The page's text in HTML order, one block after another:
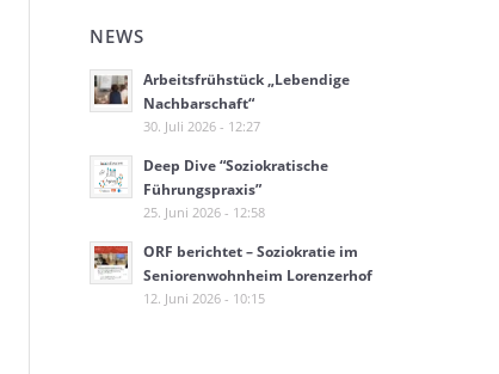
NEWS
Arbeitsfrühstück „Lebendige
Nachbarschaft“
30. Juli 2026 - 12:27
Deep Dive “Soziokratische
Führungspraxis”
25. Juni 2026 - 12:58
ORF berichtet – Soziokratie im
Seniorenwohnheim Lorenzerhof
12. Juni 2026 - 10:15